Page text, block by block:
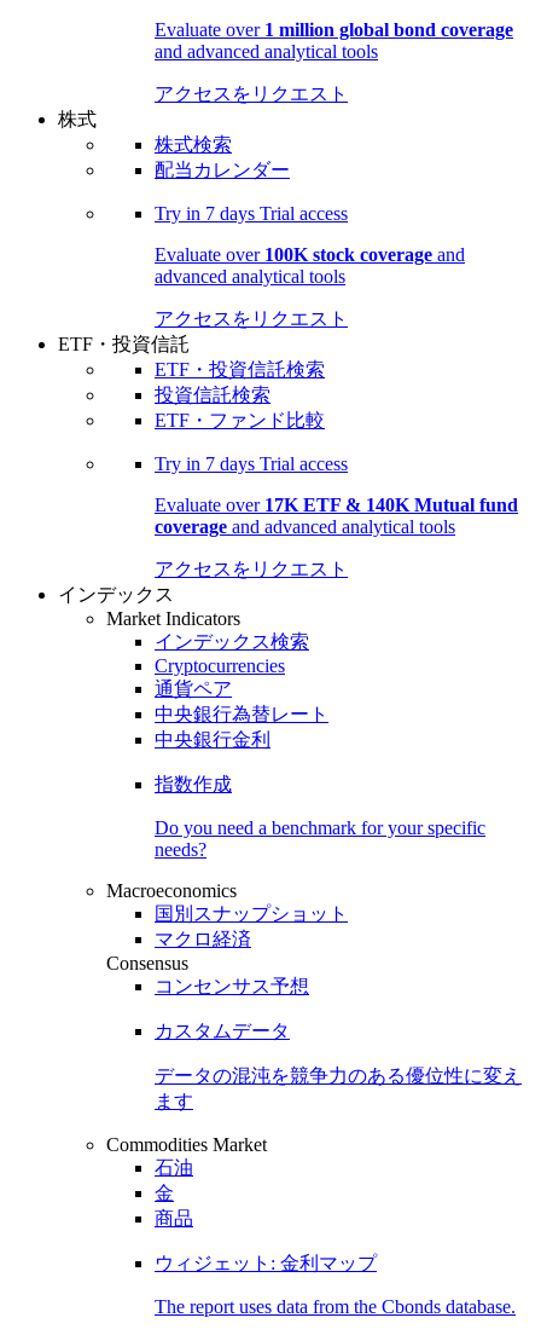
Evaluate over 1 million global bond coverage
and advanced analytical tools
アクセスをリクエスト
株式
株式検索
配当カレンダー
Try in 7 days Trial access
Evaluate over 100K stock coverage and
advanced analytical tools
アクセスをリクエスト
ETF・投資信託
ETF・投資信託検索
投資信託検索
ETF・ファンド比較
Try in 7 days Trial access
Evaluate over 17K ETF & 140K Mutual fund
coverage and advanced analytical tools
アクセスをリクエスト
インデックス
Market Indicators
インデックス検索
Cryptocurrencies
通貨ペア
中央銀行為替レート
中央銀行金利
指数作成
Do you need a benchmark for your specific
needs?
Macroeconomics
国別スナップショット
マクロ経済
Consensus
コンセンサス予想
カスタムデータ
データの混沌を競争力のある優位性に変え
ます
Commodities Market
石油
金
商品
ウィジェット: 金利マップ
The report uses data from the Cbonds database.